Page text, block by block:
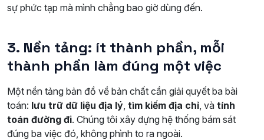
sự phức tạp mà mình chẳng bao giờ dùng đến.
3. Nền tảng: ít thành phần, mỗi
thành phần làm đúng một việc
Một nền tảng bản đồ về bản chất cần giải quyết ba bài
toán: lưu trữ dữ liệu địa lý, tìm kiếm địa chỉ, và tính
toán đường đi. Chúng tôi xây dựng hệ thống bám sát
đúng ba việc đó, không phình to ra ngoài.